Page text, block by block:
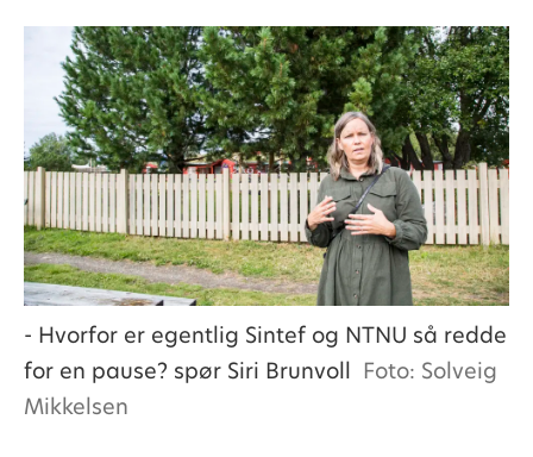
- Hvorfor er egentlig Sintef og NTNU så redde
for en pause? spør Siri Brunvoll Foto: Solveig
Mikkelsen